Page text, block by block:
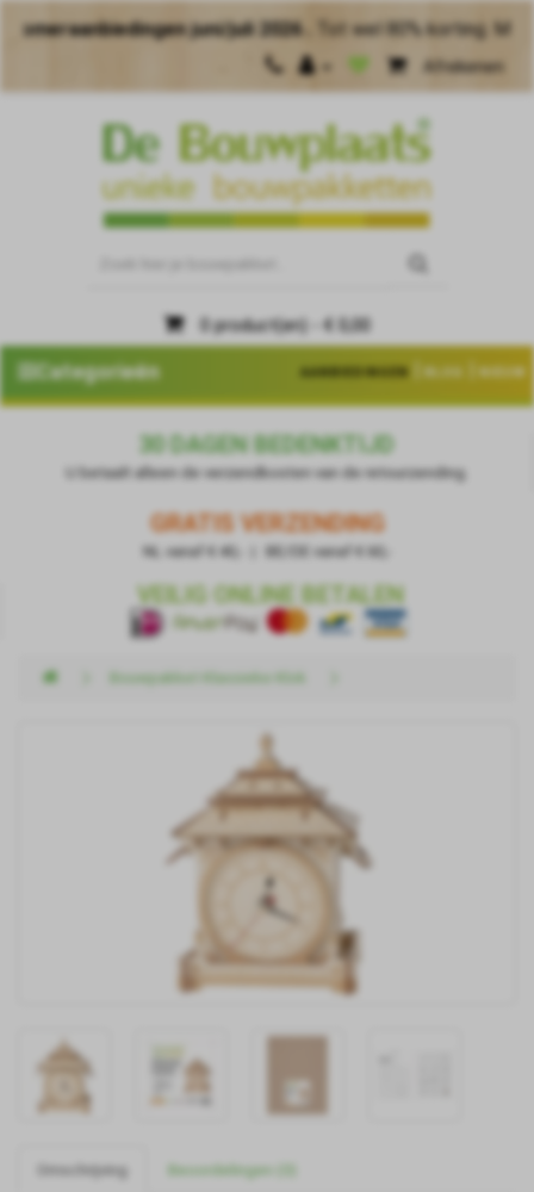
juni/juli 2026 .Tot wel 80% korting. Maak meer
Afrekenen
0 product(en) - € 0,00
Categorieën | |
30 DAGEN BEDENKTIJD
U betaalt alleen de verzendkosten van de retourzending.
GRATIS VERZENDING
NL vanaf € 40,- | BE/DE vanaf € 60,-
VEILIG ONLINE BETALEN
Bouwpakket Klassieke Klok
Omschrijving Beoordelingen (0)